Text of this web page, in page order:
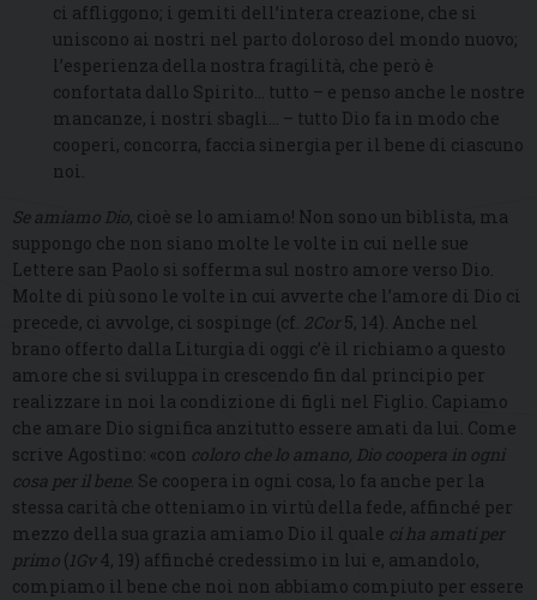
ci affliggono; i gemiti dell’intera creazione, che si
uniscono ai nostri nel parto doloroso del mondo nuovo;
l’esperienza della nostra fragilità, che però è
confortata dallo Spirito… tutto – e penso anche le nostre
mancanze, i nostri sbagli… – tutto Dio fa in modo che
cooperi, concorra, faccia sinergia per il bene di ciascuno
noi.
Se amiamo Dio, cioè se lo amiamo! Non sono un biblista, ma
suppongo che non siano molte le volte in cui nelle sue
Lettere san Paolo si sofferma sul nostro amore verso Dio.
Molte di più sono le volte in cui avverte che l’amore di Dio ci
precede, ci avvolge, ci sospinge (cf. 2Cor 5, 14). Anche nel
brano offerto dalla Liturgia di oggi c’è il richiamo a questo
amore che si sviluppa in crescendo fin dal principio per
realizzare in noi la condizione di figli nel Figlio. Capiamo
che amare Dio significa anzitutto essere amati da lui. Come
scrive Agostino: «con coloro che lo amano, Dio coopera in ogni
cosa per il bene. Se coopera in ogni cosa, lo fa anche per la
stessa carità che otteniamo in virtù della fede, affinché per
mezzo della sua grazia amiamo Dio il quale ci ha amati per
primo (1Gv4, 19) affinché credessimo in lui e, amandolo,
compiamo il bene che noi non abbiamo compiuto per essere